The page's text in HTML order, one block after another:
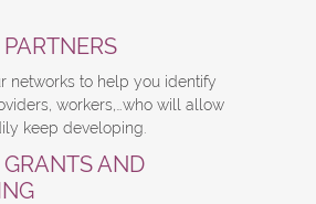
networks to help you identify
workers,…who will allow
keep developing.
AND